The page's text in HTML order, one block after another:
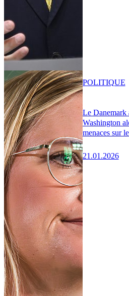
Le Danemark
Washington
menaces sur
21.01.2026
POLITIQUE